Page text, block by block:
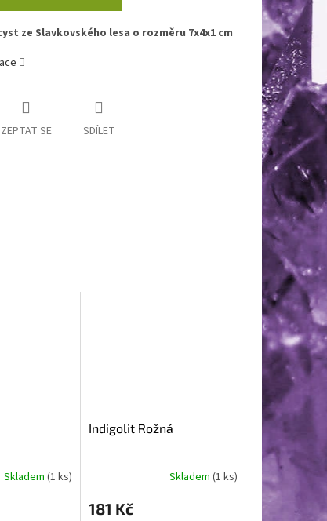
ze Slavkovského lesa o rozměru 7x4x1 cm
ZEPTAT SE SDÍLET
Skladem(1 ks)
Indigolit Rožná
Skladem (1 ks)
181 Kč